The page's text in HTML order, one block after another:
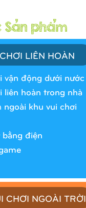
LIÊN HOÀN
vận động dưới nước
liên hoàn trong nhà
khu vui chơi
điện
CHƠI NGOÀI TRỜI